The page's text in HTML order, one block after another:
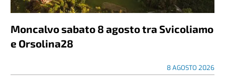
Moncalvo sabato 8 agosto tra Svicoliamo
e Orsolina28
8 AGOSTO 2026